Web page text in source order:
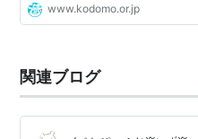
www.kodomo.or.jp
関連ブログ